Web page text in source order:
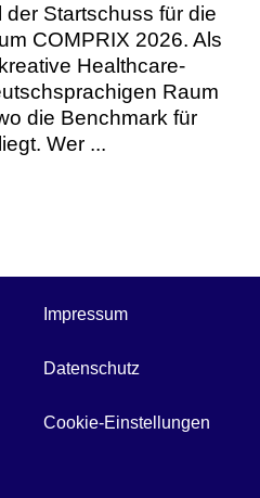
Startschuss für die
COMPRIX 2026. Als
Healthcare-
Raum
die Benchmark für
Wer ...
Impressum
Datenschutz
Cookie-Einstellungen